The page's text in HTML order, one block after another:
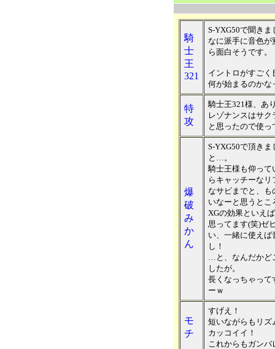
騎
士
王
321
S-YXG50で聞き
なに派手に音色
ら面白そうです。
イントロがすごく
何が始まるのかな
特
攻
騎士王321様、あ
レゾナンスはサ
と思ったので使っ
爆
破
み
か
ん
S-YXG50で頂き
と…。
騎士王様も仰って
らキャッチーな
なサビまでと、
いなーと思うと
XGの効果といえ
思ってます(笑)ゼ
い、一緒に使え
し！
…と、なんだかど
したが。
長くなっちゃって
ーｗ
モ
チ
すげえ！
短いながらもリズ
カッコイイ！
これからもガンバ